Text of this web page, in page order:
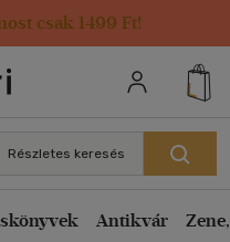
csak 1499 Ft!
Részletes keresés
Antikvár